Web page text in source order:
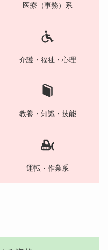
医療（事務）系
介護・福祉・心理
教養・知識・技能
運転・作業系